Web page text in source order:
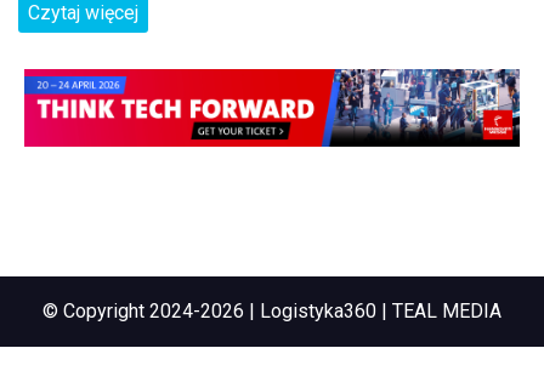
Czytaj więcej
© Copyright 2024-2026 | Logistyka360 | TEAL MEDIA